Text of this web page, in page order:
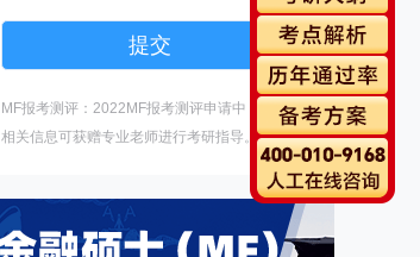
MF报考测评：2022MF报考测评申请中，填写
相关信息可获赠专业老师进行考研指导。